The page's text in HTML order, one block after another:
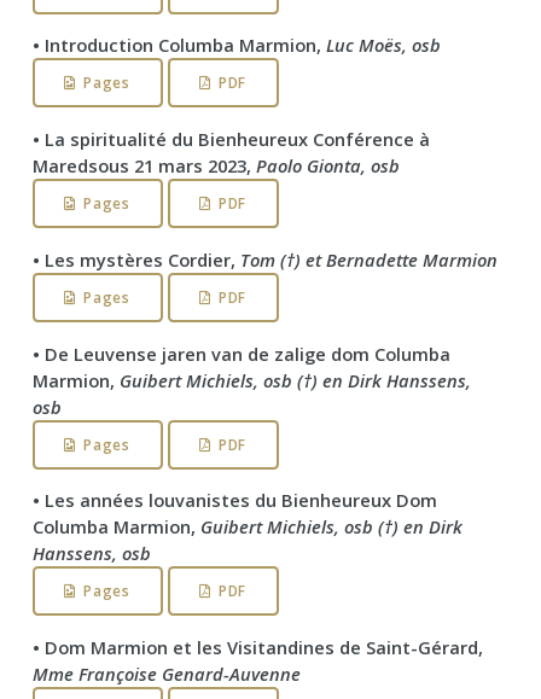
• Introduction Columba Marmion, Luc Moës, osb
Pages PDF
• La spiritualité du Bienheureux Conférence à
Maredsous 21 mars 2023, Paolo Gionta, osb
Pages PDF
• Les mystères Cordier, Tom (†) et Bernadette Marmion
Pages PDF
• De Leuvense jaren van de zalige dom Columba
Marmion, Guibert Michiels, osb (†) en Dirk Hanssens,
osb
Pages PDF
• Les années louvanistes du Bienheureux Dom
Columba Marmion, Guibert Michiels, osb (†) en Dirk
Hanssens, osb
Pages PDF
• Dom Marmion et les Visitandines de Saint-Gérard,
Mme Françoise Genard-Auvenne